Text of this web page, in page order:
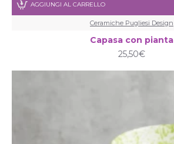
Ceramiche Pugliesi Design
Capasa con pianta
25,50€
AGGIUNGI AL CARRELLO